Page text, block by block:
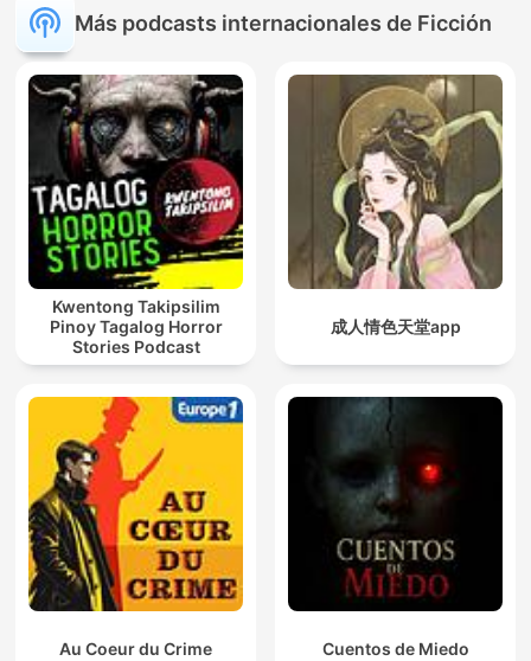
Más podcasts internacionales de Ficción
Kwentong Takipsilim
Pinoy Tagalog Horror
Stories Podcast
成人情色天堂app
Au Coeur du Crime Cuentos de Miedo